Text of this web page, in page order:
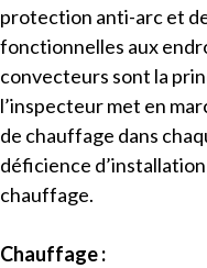
protection anti-arc et
fonctionnelles aux
convecteurs sont la
l’inspecteur met en
de chauffage dans
déficience
chauffage.
Chauffage :